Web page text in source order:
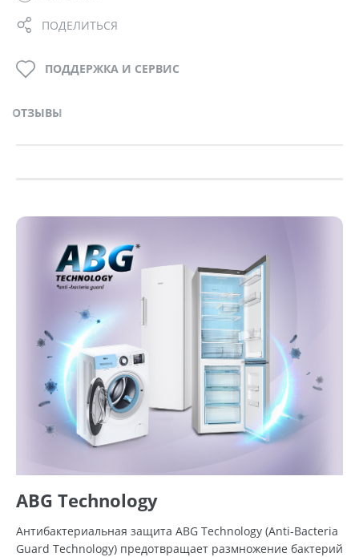
ПОДЕЛИТЬСЯ
ОТЗЫВЫ
ПОДДЕРЖКА И СЕРВИС
ABG Technology
Антибактериальная защита ABG Technology (Anti-Bacteria
Guard Technology) предотвращает размножение бактерий